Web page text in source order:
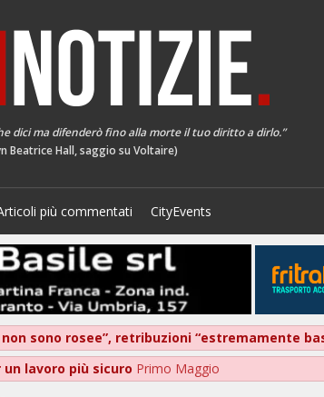
dici ma difenderò fino alla morte il tuo diritto a dirlo.”
Beatrice Hall, saggio su Voltaire)
più commentati CityEvents
sono rosee”, retribuzioni “estremamente
lavoro più sicuro Primo Maggio